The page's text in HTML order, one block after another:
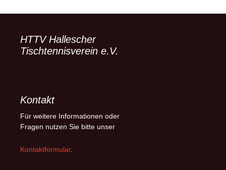
HTTV Hallescher
Tischtennisverein e.V.
Kontakt
Für weitere Informationen oder
Fragen nutzen Sie bitte unser
Kontaktformular.